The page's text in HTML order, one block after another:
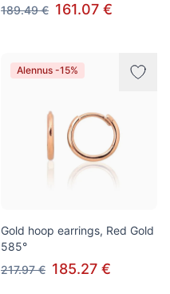
189.49 € 161.07 €
Alennus -15%
Gold hoop earrings, Red Gold
585°
217.97 € 185.27 €